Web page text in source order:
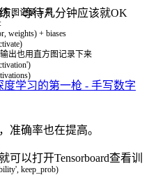
方图记录下来
:
weights) + biases
)
出也用直方图记录下来
)
)
keep_prob)
，等待几分钟应该就OK
准确率也在提高。
以打开Tensorboard查看训